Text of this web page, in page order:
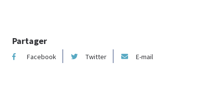
Partager
Facebook Twitter E-mail